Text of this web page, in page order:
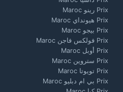
Prix رينو Maroc
Prix هيونداي Maroc
Prix بيجو Maroc
Prix فولكس فاجن Maroc
Prix أوبل Maroc
Prix ستروين Maroc
Prix تويوتا Maroc
Prix بي ام دبليو Maroc